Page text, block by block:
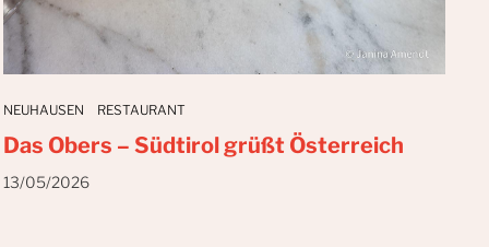
NEUHAUSEN RESTAURANT
Das Obers – Südtirol grüßt Österreich
13/05/2026